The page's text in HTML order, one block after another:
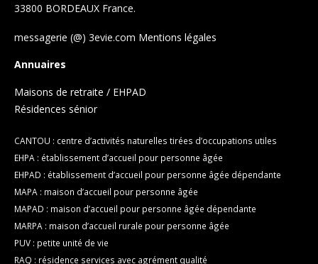
33800 BORDEAUX France.
messagerie (@) 3evie.com Mentions légales
Annuaires
Maisons de retraite / EHPAD
Résidences sénior
CANTOU : centre d’activités naturelles tirées d’occupations utiles
EHPA : établissement d’accueil pour personne âgée
EHPAD : établissement d’accueil pour personne âgée dépendante
MAPA : maison d’accueil pour personne âgée
MAPAD : maison d’accueil pour personne âgée dépendante
MARPA : maison d’accueil rurale pour personne âgée
PUV : petite unité de vie
RAQ : résidence services avec agrément qualité